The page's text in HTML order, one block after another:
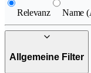
Relevanz Name
Allgemeine Filter